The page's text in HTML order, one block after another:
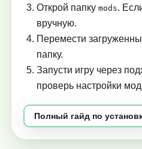
Открой папку mods.
вручную.
Перемести
папку.
Запусти игру через
проверь настройки
Полный гайд по